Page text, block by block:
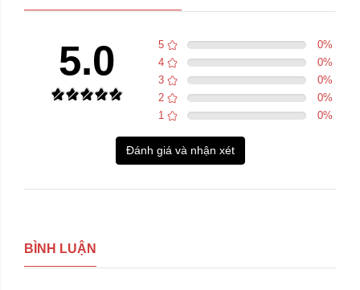
5.0 5 0%
4
0%
3
0%
2
0%
1
0%
Đánh giá và nhận xét
BÌNH LUẬN